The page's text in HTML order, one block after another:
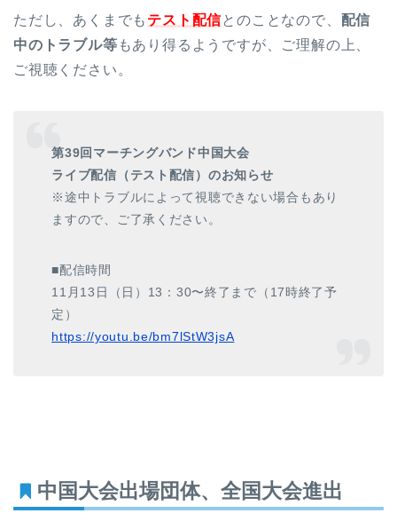
ただし、あくまでも テスト配信とのことなので、 配信
中のトラブル等 もあり得るようですが、ご理解の上、
ご視聴ください。
第39回マーチングバンド中国大会
ライブ配信（テスト配信）のお知らせ
※途中トラブルによって視聴できない場合もあり
ますので、ご了承ください。
■配信時間
11月13日（日）13：30〜終了まで（17時終了予
定）
https://youtu.be/bm7lStW3jsA
中国大会出場団体、全国大会進出